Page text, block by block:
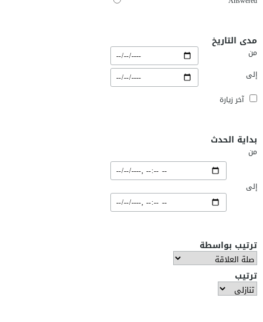
مدى التاريخ
من
إلى
آخر زيارة
بداية الحدث
من
إلى
ترتيب بواسطة
ترتيب